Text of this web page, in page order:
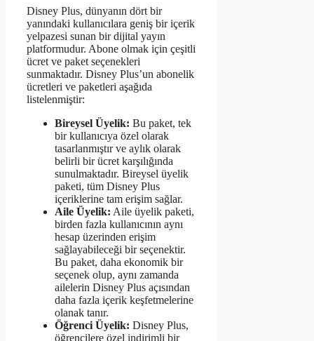
Disney Plus, dünyanın dört bir
yanındaki kullanıcılara geniş bir içerik
yelpazesi sunan bir dijital yayın
platformudur. Abone olmak için çeşitli
ücret ve paket seçenekleri
sunmaktadır. Disney Plus’un abonelik
ücretleri ve paketleri aşağıda
listelenmiştir:
Bireysel Üyelik: Bu paket, tek
bir kullanıcıya özel olarak
tasarlanmıştır ve aylık olarak
belirli bir ücret karşılığında
sunulmaktadır. Bireysel üyelik
paketi, tüm Disney Plus
içeriklerine tam erişim sağlar.
Aile Üyelik: Aile üyelik paketi,
birden fazla kullanıcının aynı
hesap üzerinden erişim
sağlayabileceği bir seçenektir.
Bu paket, daha ekonomik bir
seçenek olup, aynı zamanda
ailelerin Disney Plus açısından
daha fazla içerik keşfetmelerine
olanak tanır.
Öğrenci Üyelik: Disney Plus,
öğrencilere özel indirimli bir